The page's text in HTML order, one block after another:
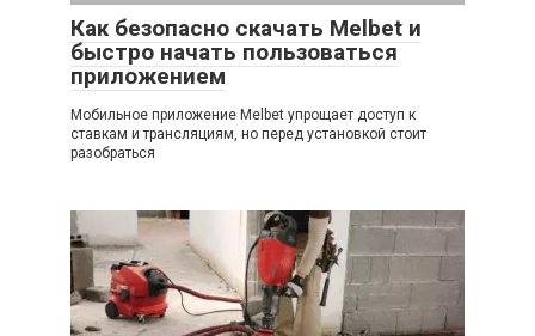
Как безопасно скачать Melbet и
быстро начать пользоваться
приложением
Мобильное приложение Melbet упрощает доступ к
ставкам и трансляциям, но перед установкой стоит
разобраться